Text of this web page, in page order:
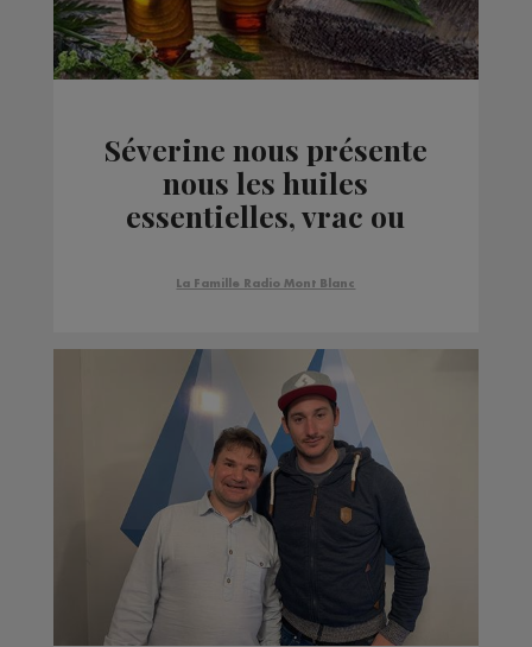
Séverine nous présente
nous les huiles
essentielles, vrac ou
La Famille Radio Mont Blanc